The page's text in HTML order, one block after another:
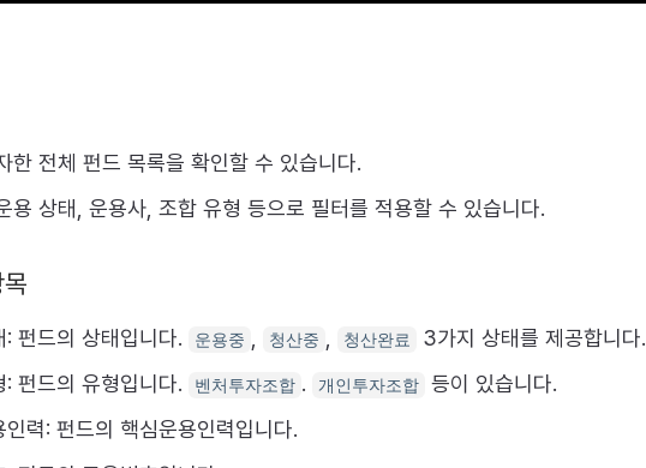
한 전체 펀드 목록을 확인할 수 있습니다.
용 상태, 운용사, 조합 유형 등으로 필터를 적용할 수 있습니다.
: 펀드의 상태입니다. 운용중 청산중 청산완료
3가지 상태를 제공합니다.
: 펀드의 유형입니다.
벤처투자조합 . 개인투자조합
등이 있습니다.
인력: 펀드의 핵심운용인력입니다.